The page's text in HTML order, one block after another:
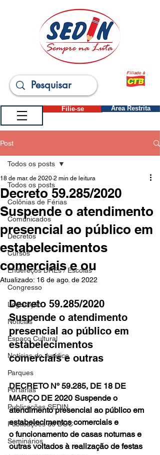
Filiado à
Filie-se Área Restrita
Post
Todos os posts
Colônias de Férias
Comunicados
Decretos
Cursos
Endereços DREs / Escolas
Congresso
Legislação
Notícias
Espaço Cultural
Notícias do Jurídico
Parques
Portarias
Publicações SEDIN
Publicações do DOC
Seminários
Todos os posts
Decreto 59.285/2020
Suspende o atendimento
presencial ao público em
estabelecimentos
comerciais e ou
18 de mar. de 2020 2 min de leitura
Atualizado: 16 de ago. de 2022
Decreto 59.285/2020
Suspende o atendimento
presencial ao público em
estabelecimentos
comerciais e outras
DECRETO Nº 59.285, DE 18 DE
MARÇO DE 2020 Suspende o
atendimento presencial ao público em
estabelecimentos comerciais e
o funcionamento de casas noturnas e
outras voltados à realização de festas